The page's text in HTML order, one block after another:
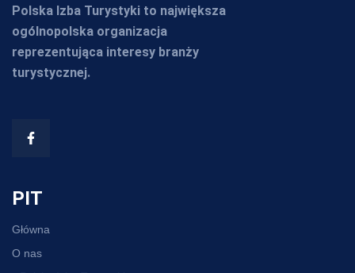
Polska Izba Turystyki to największa
ogólnopolska organizacja
reprezentująca interesy branży
turystycznej.
PIT
Główna
O nas